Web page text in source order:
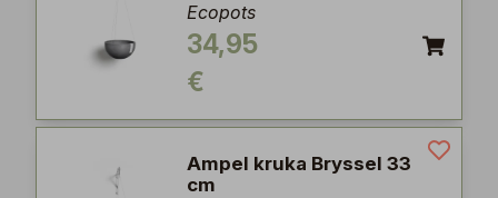
Ecopots
34,95
€
Ampel kruka Bryssel 33
cm